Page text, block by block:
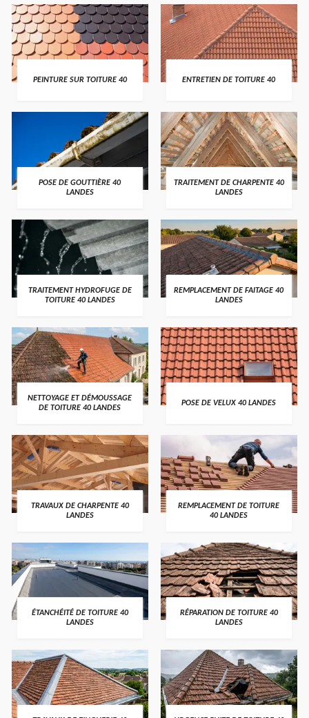
PEINTURE SUR TOITURE 40 ENTRETIEN DE TOITURE 40
POSE DE GOUTTIÈRE 40
LANDES
TRAITEMENT DE CHARPENTE 40
LANDES
TRAITEMENT HYDROFUGE DE
TOITURE 40 LANDES
REMPLACEMENT DE FAITAGE 40
LANDES
NETTOYAGE ET DÉMOUSSAGE
DE TOITURE 40 LANDES
POSE DE VELUX 40 LANDES
TRAVAUX DE CHARPENTE 40
LANDES
REMPLACEMENT DE TOITURE
40 LANDES
ÉTANCHÉITÉ DE TOITURE 40
LANDES
RÉPARATION DE TOITURE 40
LANDES